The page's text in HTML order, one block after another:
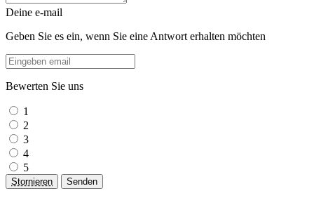
Deine e-mail
Geben Sie es ein, wenn Sie eine Antwort erhalten möchten
Bewerten Sie uns
1
2
3
4
5
Stornieren Senden